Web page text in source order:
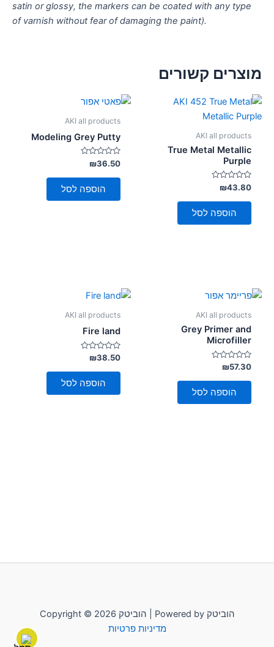
satin or glossy, the markers can be coated with any type
of varnish without fear of damaging the paint).
מוצרים קשורים
AKI all products
True Metal Metallic
Purple
דורג
0
מתוך
₪43.80
הוספה לסל
AKI all products
Modeling Grey Putty
דורג
0
מתוך
₪36.50
הוספה לסל
AKI all products
Grey Primer and
Microfiller
דורג
0
מתוך
₪57.30
הוספה לסל
AKI all products
Fire land
דורג
0
מתוך
₪38.50
הוספה לסל
Copyright © 2026 הוביטק | Powered by הוביטק
מדיניות פרטיות